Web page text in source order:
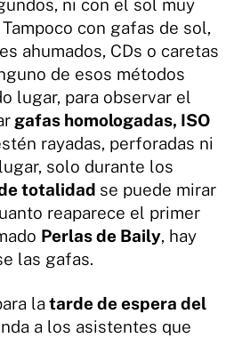
ni con el sol muy
con gafas de sol,
ahumados, CDs o caretas
de esos métodos
lugar, para observar el
gafas homologadas, ISO
rayadas, perforadas ni
solo durante los
totalidad se puede mirar
reaparece el primer
Perlas de Baily, hay
las gafas.
la tarde de espera del
a los asistentes que